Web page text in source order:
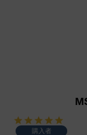
購入者